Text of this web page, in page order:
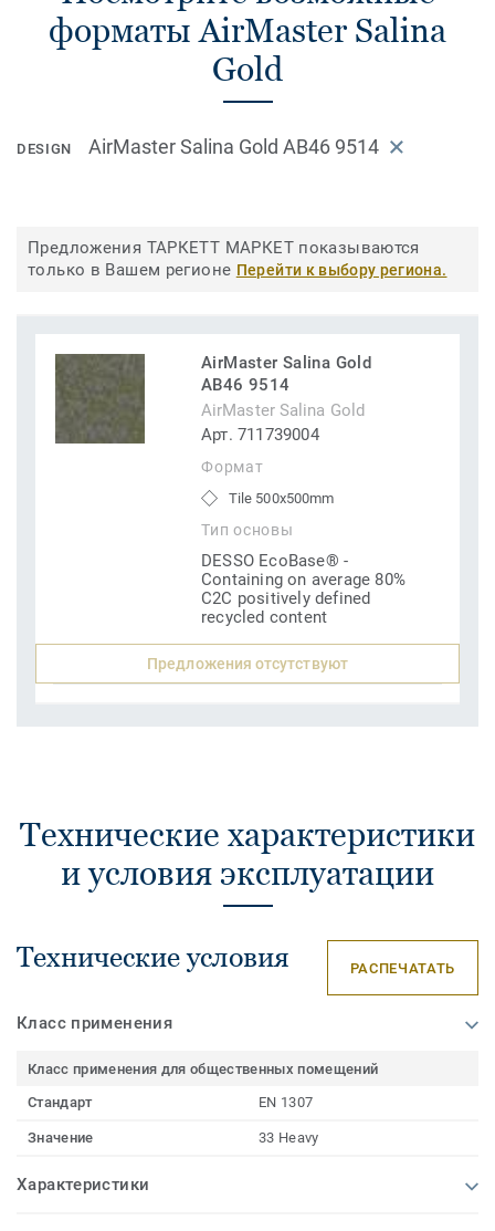
форматы AirMaster Salina
Gold
DESIGN AirMaster Salina Gold AB46 9514
Предложения ТАРКЕТТ МАРКЕТ показываются
только в Вашем регионе Перейти к выбору региона.
AirMaster Salina Gold
AB46 9514
AirMaster Salina Gold
Арт. 711739004
Формат
Tile 500x500mm
Тип основы
DESSO EcoBase® -
Containing on average 80%
C2C positively defined
recycled content
Предложения отсутствуют
Технические характеристики
и условия эксплуатации
Технические условия РАСПЕЧАТАТЬ
Класс применения
Класс применения для общественных помещений
Стандарт
EN 1307
Значение 33 Heavy
Характеристики